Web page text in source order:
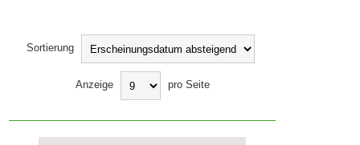
Sortierung
Anzeige pro Seite